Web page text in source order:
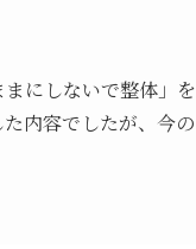
にしないで整体」を
内容でしたが、今の